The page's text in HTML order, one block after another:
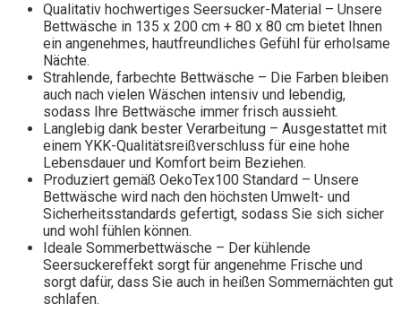
Qualitativ hochwertiges Seersucker-Material – Unsere
Bettwäsche in 135 x 200 cm + 80 x 80 cm bietet Ihnen
ein angenehmes, hautfreundliches Gefühl für erholsame
Nächte.
Strahlende, farbechte Bettwäsche – Die Farben bleiben
auch nach vielen Wäschen intensiv und lebendig,
sodass Ihre Bettwäsche immer frisch aussieht.
Langlebig dank bester Verarbeitung – Ausgestattet mit
einem YKK-Qualitätsreißverschluss für eine hohe
Lebensdauer und Komfort beim Beziehen.
Produziert gemäß OekoTex100 Standard – Unsere
Bettwäsche wird nach den höchsten Umwelt- und
Sicherheitsstandards gefertigt, sodass Sie sich sicher
und wohl fühlen können.
Ideale Sommerbettwäsche – Der kühlende
Seersuckereffekt sorgt für angenehme Frische und
sorgt dafür, dass Sie auch in heißen Sommernächten gut
schlafen.